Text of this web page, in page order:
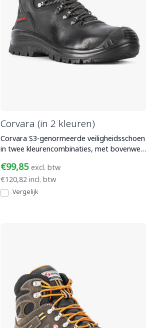
Corvara (in 2 kleuren)
Corvara S3-genormeerde veiligheidsschoen
in twee kleurencombinaties, met bovenwerk
€99,85 excl. btw
€120,82 incl. btw
Vergelijk